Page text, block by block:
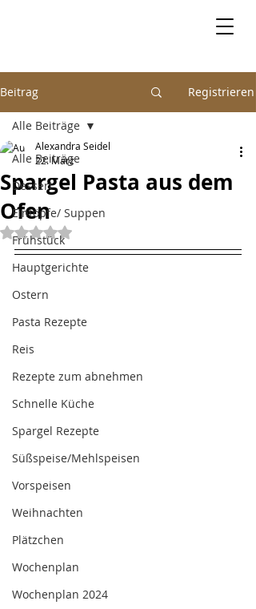
Beitrag Registrieren
Alle Beiträge
Dessert
Eintöpfe/ Suppen
Frühstück
Hauptgerichte
Ostern
Pasta Rezepte
Reis
Rezepte zum abnehmen
Schnelle Küche
Spargel Rezepte
Süßspeise/Mehlspeisen
Vorspeisen
Weihnachten
Plätzchen
Wochenplan
Wochenplan 2024
Alle Beiträge
Spargel Pasta aus dem
Ofen
Alexandra Seidel
22. März
Mit NaN von 5 Sternen bewertet.